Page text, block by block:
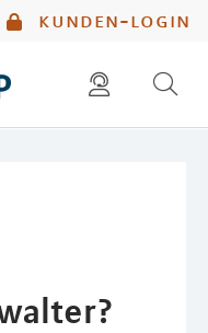
kunden-login